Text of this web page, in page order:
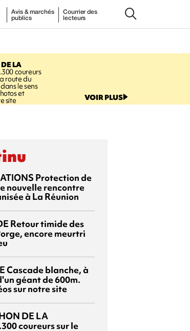
Avis & marchés
publics
Courrier des
lecteurs
LA
coureurs
route du
le sens
et
site VOIR PLUS
Protection de
nouvelle rencontre
à La Réunion
Retour timide des
encore meurtri
Cascade blanche, à
géant de 600m.
sur notre site
DE LA
coureurs sur le